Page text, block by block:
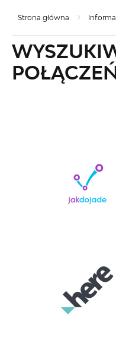
Strona główna